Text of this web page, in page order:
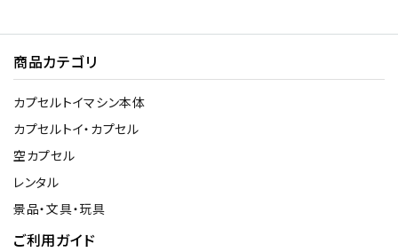
商品カテゴリ
カプセルトイマシン本体
カプセルトイ・カプセル
空カプセル
レンタル
景品・文具・玩具
ご利用ガイド